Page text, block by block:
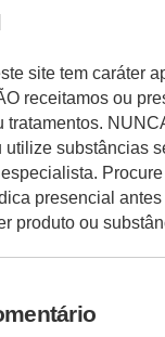
site tem caráter
receitamos ou
tratamentos.
utilize substâncias
presencial
produto ou